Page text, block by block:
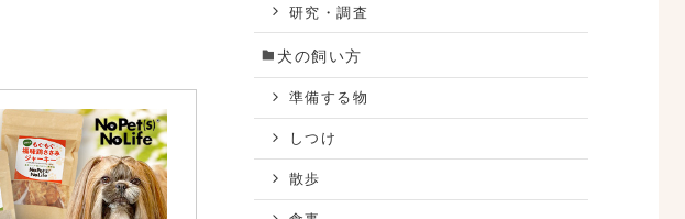
研究・調査
犬の飼い方
準備する物
しつけ
散歩